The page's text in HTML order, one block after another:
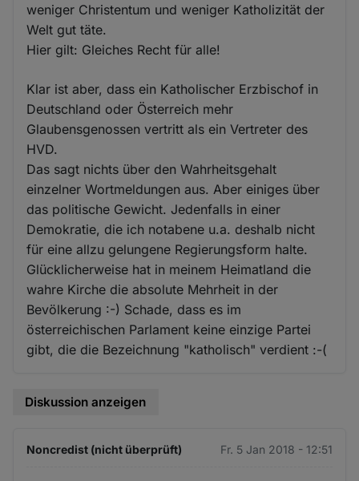
weniger Christentum und weniger Katholizität der
Welt gut täte.
Hier gilt: Gleiches Recht für alle!
Klar ist aber, dass ein Katholischer Erzbischof in
Deutschland oder Österreich mehr
Glaubensgenossen vertritt als ein Vertreter des
HVD.
Das sagt nichts über den Wahrheitsgehalt
einzelner Wortmeldungen aus. Aber einiges über
das politische Gewicht. Jedenfalls in einer
Demokratie, die ich notabene u.a. deshalb nicht
für eine allzu gelungene Regierungsform halte.
Glücklicherweise hat in meinem Heimatland die
wahre Kirche die absolute Mehrheit in der
Bevölkerung :-) Schade, dass es im
österreichischen Parlament keine einzige Partei
gibt, die die Bezeichnung "katholisch" verdient :-(
Diskussion anzeigen
Noncredist (nicht überprüft) Fr. 5 Jan 2018 - 12:51